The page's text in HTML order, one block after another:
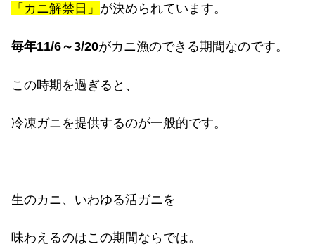
「カニ解禁日」 が決められています。
毎年11/6～3/20がカニ漁のできる期間なのです。
この時期を過ぎると、
冷凍ガニを提供するのが一般的です。
生のカニ、いわゆる活ガニを
味わえるのはこの期間ならでは。